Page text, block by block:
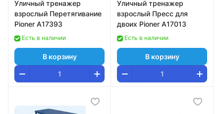
Уличный тренажер
взрослый Перетягивание
Pioner A17393
Есть в наличии
В корзину
Уличный тренажер
взрослый Пресс для
двоих Pioner A17013
Есть в наличии
В корзину